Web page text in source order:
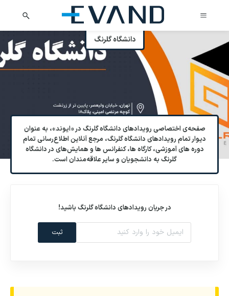
دانشگاه گلرنگ
صفحه‌ی اختصاصی رویدادهای دانشگاه گلرنگ در «ایوند»، به عنوان
دیوار تمام رویدادهای دانشگاه گلرنگ، مرجع آنلاین اطلاع‌رسانی تمام
دوره های آموزشی، کارگاه ها، کنفرانس ها و همایش‌های در دانشگاه
گلرنگ به دانشجویان و سایر علاقه‌مندان است.
در جریان رویدادهای دانشگاه گلرنگ باشید!
ثبت